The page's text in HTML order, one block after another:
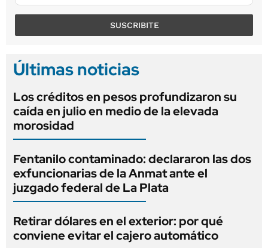
SUSCRIBITE
Últimas noticias
Los créditos en pesos profundizaron su
caída en julio en medio de la elevada
morosidad
Fentanilo contaminado: declararon las dos
exfuncionarias de la Anmat ante el
juzgado federal de La Plata
Retirar dólares en el exterior: por qué
conviene evitar el cajero automático